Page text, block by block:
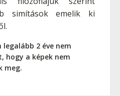
simítások emelik ki
2 éve nem
hogy a képek nem
meg.